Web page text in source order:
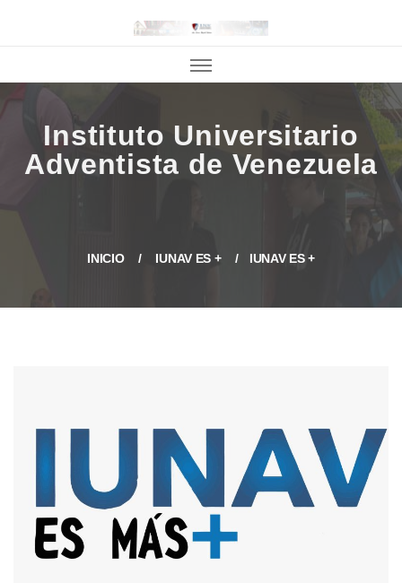
INICIO IUNAV ES + IUNAV ES +